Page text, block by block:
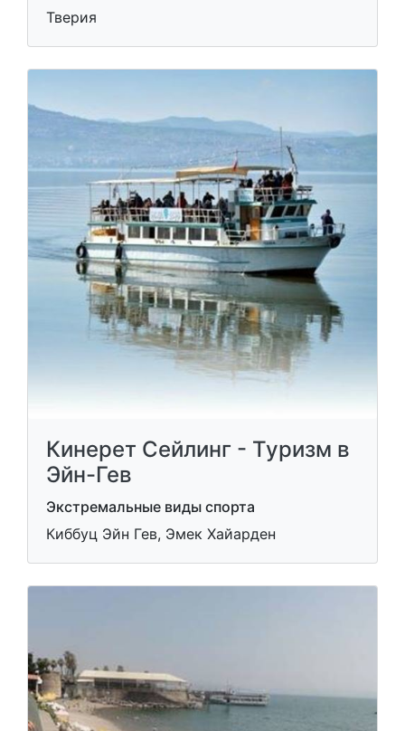
Тверия
Кинерет Сейлинг - Туризм в
Эйн-Гев
Экстремальные виды спорта
Киббуц Эйн Гев, Эмек Хайарден